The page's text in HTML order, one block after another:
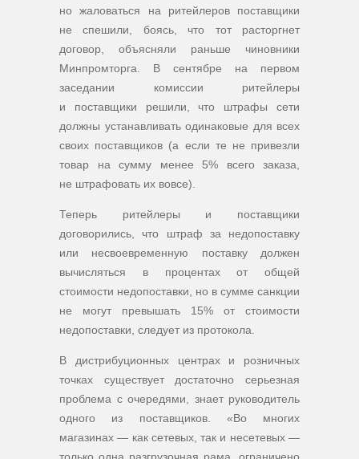
но жаловаться на ритейлеров поставщики
не спешили, боясь, что тот расторгнет
договор, объясняли раньше чиновники
Минпромторга. В сентябре на первом
заседании комиссии ритейлеры
и поставщики решили, что штрафы сети
должны устанавливать одинаковые для всех
своих поставщиков (а если те не привезли
товар на сумму менее 5% всего заказа,
не штрафовать их вовсе).
Теперь ритейлеры и поставщики
договорились, что штраф за недопоставку
или несвоевременную поставку должен
вычисляться в процентах от общей
стоимости недопоставки, но в сумме санкции
не могут превышать 15% от стоимости
недопоставки, следует из протокола.
В дистрибуционных центрах и розничных
точках существует достаточно серьезная
проблема с очередями, знает руководитель
одного из поставщиков. «Во многих
магазинах — как сетевых, так и несетевых —